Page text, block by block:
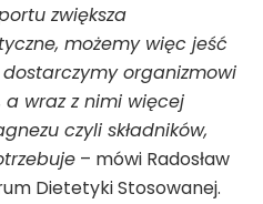
zwiększa
możemy więc jeść
organizmowi
wraz z nimi więcej
czyli składników,
– mówi Radosław
Dietetyki Stosowanej.